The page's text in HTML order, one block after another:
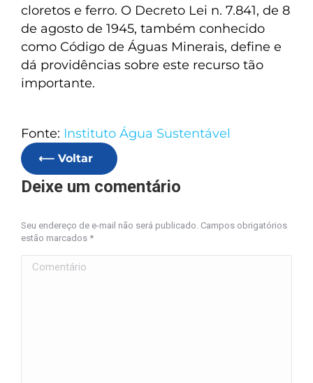
cloretos e ferro. O Decreto Lei n. 7.841, de 8
de agosto de 1945, também conhecido
como Código de Águas Minerais, define e
dá providências sobre este recurso tão
importante.
Fonte: Instituto Água Sustentável
⟵ Voltar
Deixe um comentário
Seu endereço de e-mail não será publicado. Campos obrigatórios
estão marcados *
Comentário